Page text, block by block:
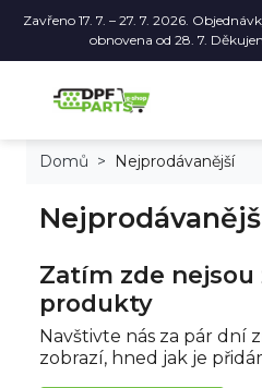
Zavřeno 17. 7. – 27. 7. 2026.
obnovena od 28. 7.
Domů Nejprodávanější
Zatím zde nejsou
produkty
Navštivte nás za pár dní
zobrazí, hned jak je